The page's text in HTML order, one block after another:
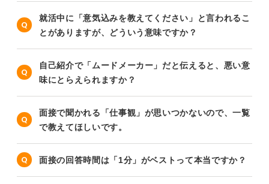
就活中に「意気込みを教えてください」と言われるこ
とがありますが、どういう意味ですか？
自己紹介で「ムードメーカー」だと伝えると、悪い意
味にとらえられますか？
面接で聞かれる「仕事観」が思いつかないので、一覧
で教えてほしいです。
面接の回答時間は「1分」がベストって本当ですか？